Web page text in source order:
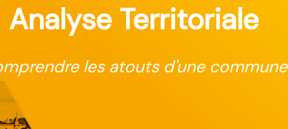
Analyse Territoriale
les atouts d'une commune